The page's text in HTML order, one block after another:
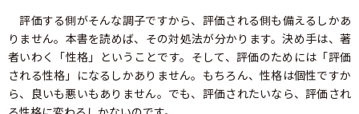
評価する側がそんな調子ですから、評価される側も備えるしかあ
りません。本書を読めば、その対処法が分かります。決め手は、著
者いわく「性格」ということです。そして、評価のためには「評価
される性格」になるしかありません。もちろん、性格は個性ですか
ら、良いも悪いもありません。でも、評価されたいなら、評価され